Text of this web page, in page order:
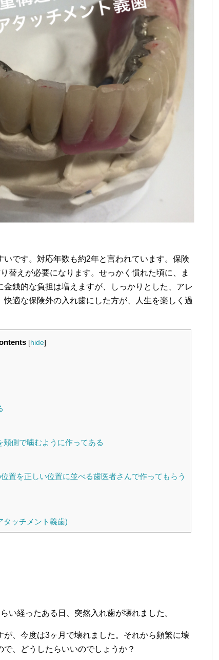
です。対応年数も約2年と言われています。保険
替えが必要になります。せっかく慣れた頃に、ま
銭的な負担は増えますが、しっかりとした、アレ
適な保険外の入れ歯にした方が、人生を楽しく過
[hide]
側で噛むように作ってある
置を正しい位置に並べる歯医者さんで作ってもらう
ッチメント義歯)
い経ったある日、突然入れ歯が壊れました。
、今度は3ヶ月で壊れました。それから頻繁に壊
、どうしたらいいのでしょうか？